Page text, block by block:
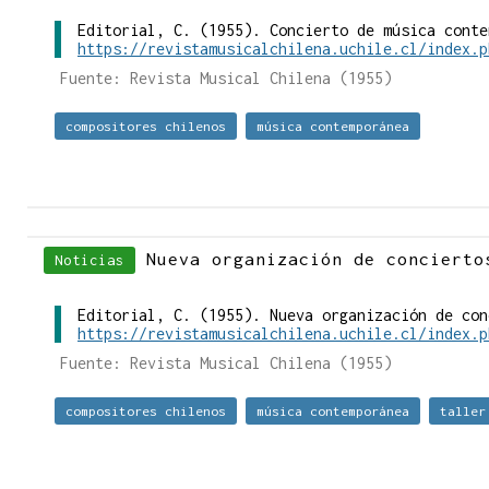
Editorial, C. (1955). Concierto de música
https://revistamusicalchilena.uchile.cl/
Fuente: Revista Musical Chilena (1955)
compositores chilenos música contemporánea
Noticias Nueva organización de
Editorial, C. (1955). Nueva organización de
https://revistamusicalchilena.uchile.cl/
Fuente: Revista Musical Chilena (1955)
compositores chilenos música contemporánea taller